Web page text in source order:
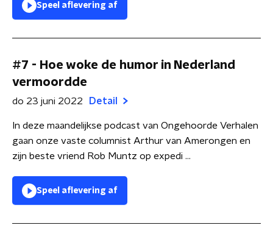
Speel aflevering af
#7 - Hoe woke de humor in Nederland
vermoordde
do 23 juni 2022 Detail
In deze maandelijkse podcast van Ongehoorde Verhalen
gaan onze vaste columnist Arthur van Amerongen en
zijn beste vriend Rob Muntz op expedi ...
Speel aflevering af